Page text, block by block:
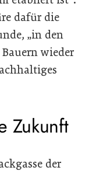
dafür die
„in den
wieder
Zukunft
der